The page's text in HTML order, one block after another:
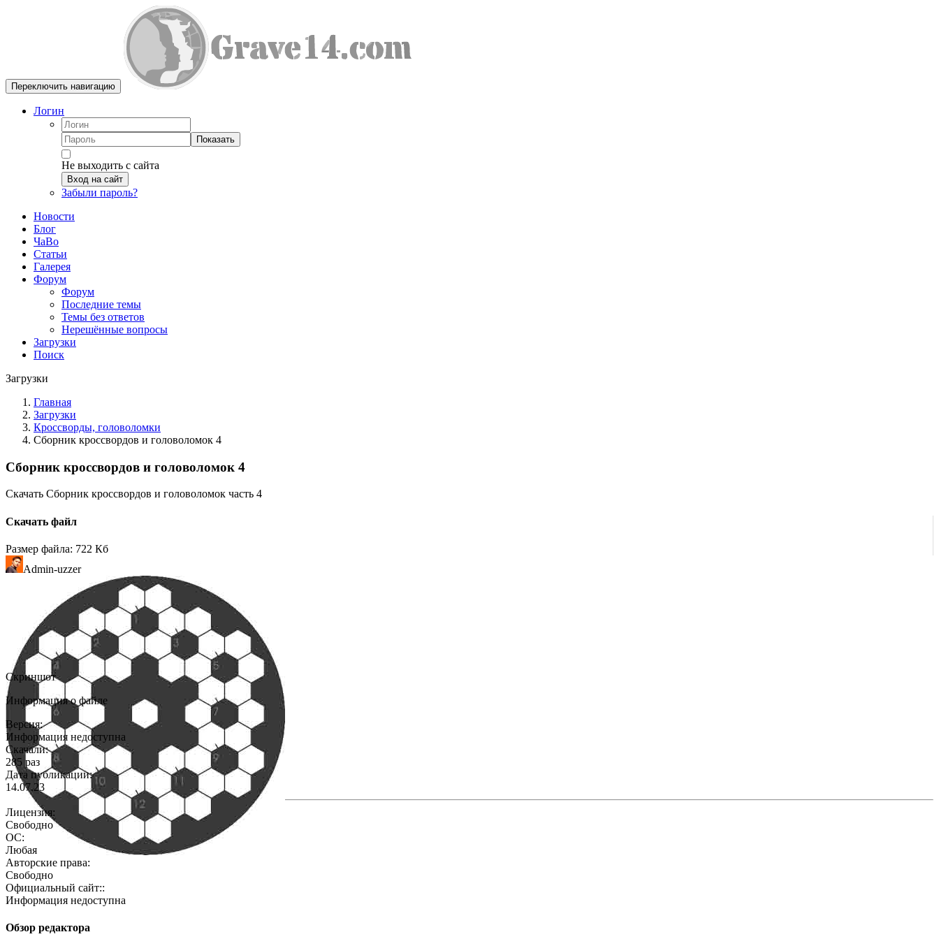
Переключить навигацию
Логин
Показать
Не выходить с сайта
Вход на сайт
Забыли пароль?
Новости
Блог
ЧаВо
Статьи
Галерея
Форум
Форум
Последние темы
Темы без ответов
Нерешённые вопросы
Загрузки
Поиск
Загрузки
Главная
Загрузки
Кроссворды, головоломки
Сборник кроссвордов и головоломок 4
Сборник кроссвордов и головоломок 4
Скачать Сборник кроссвордов и головоломок часть 4
Скачать файл
Размер файла: 722 Кб
Admin-uzzer
Скриншот
Информация о файле
Версия:
Информация недоступна
Скачали:
285 раз
Дата публикации:
14.07.23
Лицензия:
Свободно
ОС:
Любая
Авторские права:
Свободно
Официальный сайт::
Информация недоступна
Обзор редактора